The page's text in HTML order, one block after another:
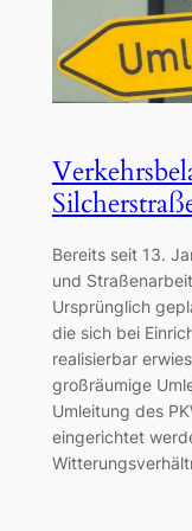
Bereits seit 13.
und
Ursprünglich
die sich bei
realisierbar
großräumige
Umleitung des
eingerichtet